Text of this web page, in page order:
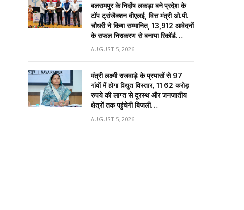
बलरामपुर के निर्दोष लकड़ा बने प्रदेश के
टॉप ट्रांजैक्शन वीएलई, वित्त मंत्री ओ.पी.
चौधरी ने किया सम्मानित, 13,912 आवेदनों
के सफल निराकरण से बनाया रिकॉर्ड…
AUGUST 5, 2026
मंत्री लक्ष्मी राजवाड़े के प्रयासों से 97
गांवों में होगा विद्युत विस्तार, 11.62 करोड़
रुपये की लागत से दूरस्थ और जनजातीय
क्षेत्रों तक पहुंचेगी बिजली…
AUGUST 5, 2026